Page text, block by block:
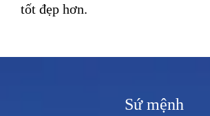
tốt đẹp hơn.
Sứ mệnh